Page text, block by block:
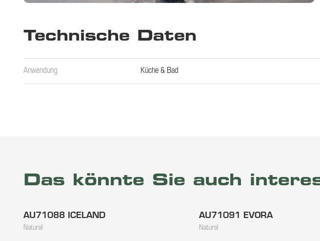
Technische Daten
Anwendung Küche & Bad
Das könnte Sie auch
AU71088 ICELAND
Natural
AU71091 EVORA
Natural